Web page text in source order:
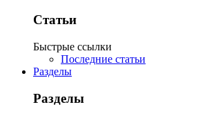
Статьи
Быстрые ссылки
Последние статьи
Разделы
Разделы